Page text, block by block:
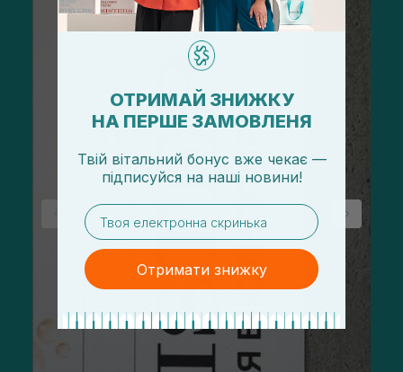
ОТРИМАЙ ЗНИЖКУ
НА ПЕРШЕ ЗАМОВЛЕНЯ
Твій вітальний бонус вже чекає —
підписуйся на наші новини!
email
Отримати знижку